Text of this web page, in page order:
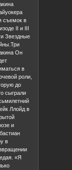
съемок в
II и III
Звездные
Он
в
роли,
до
сыграли
Ллойд в
и
в
«Я